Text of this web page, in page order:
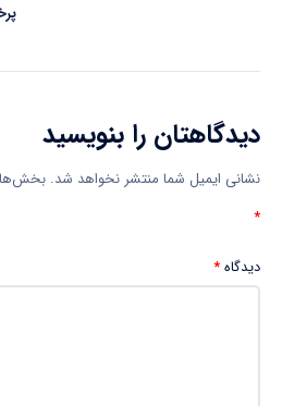
دیدگاهتان را بنویسید
نشانی ایمیل شما منتشر نخواهد شد.
*
دیدگاه*